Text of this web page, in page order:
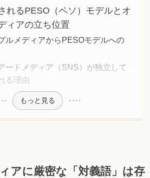
れるPESO（ペソ）モデルとオ
ィアの立ち位置
ルメディアからPESOモデルへの
ードメディア（SNS）が独立して
る理由
もっと見る
アに厳密な「対義語」は存